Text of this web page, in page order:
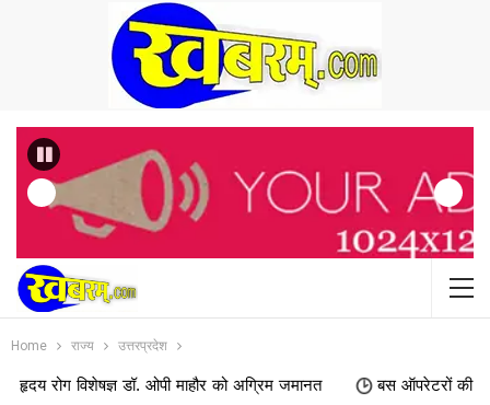
Previous
Home राज्य उत्तरप्रदेश
डॉ. ओपी माहौर को अग्रिम जमानत बस ऑपरेटरों की मांग पर सरकार